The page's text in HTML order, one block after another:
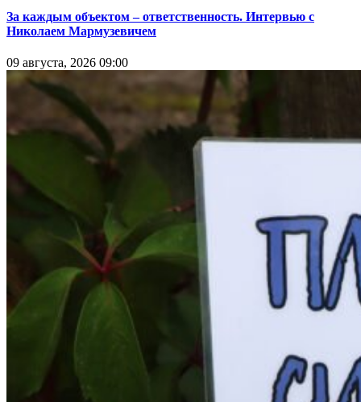
За каждым объектом – ответственность. Интервью с
Николаем Мармузевичем
09 августа, 2026 09:00